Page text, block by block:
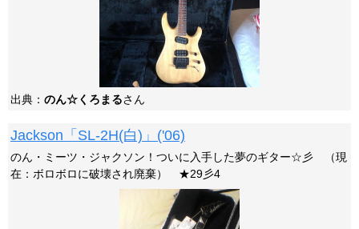
出典： のん☆くろまるさん
Jackson「SL-2H(白)」('06)
のん・ミーツ・ジャクソン！ついに入手した夢のギター☆彡 （現
在：ボロボロに破壊され廃棄） ★29彡4